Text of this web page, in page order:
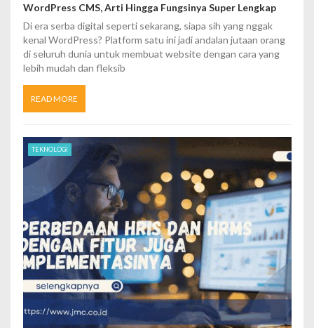
WordPress CMS, Arti Hingga Fungsinya Super Lengkap
Di era serba digital seperti sekarang, siapa sih yang nggak
kenal WordPress? Platform satu ini jadi andalan jutaan orang
di seluruh dunia untuk membuat website dengan cara yang
lebih mudah dan fleksib
READ MORE
TEKNOLOGI